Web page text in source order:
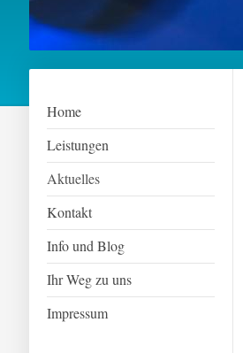
Home
Leistungen
Aktuelles
Kontakt
Info und Blog
Ihr Weg zu uns
Impressum